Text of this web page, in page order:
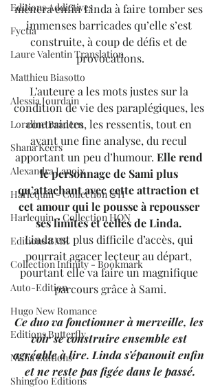
Editions Addictives
Fyctia
Laure Valentin Translation
Matthieu Biasotto
Alessia Jourdain
Loraline Bradern
Shana Keers
Alexandra Lanoix
Harlequin - Collection &H
Harlequin - Collection HQN
Editions BMR
Collection Infinity - Bookmark
Auto-Edition
Hugo New Romance
Editions Butterfly
Nisha Editions
Shingfoo Editions
mènera enfin Linda à faire tomber ses
immenses barricades qu’elle s’est
construite, à coup de défis et de
provocations.
L’auteure a les mots justes sur la
condition de vie des paraplégiques, les
contraintes, les ressentis, tout en
ayant une fine analyse, du recul
apportant un peu d’humour. Elle rend
le personnage de Sami plus
qu’attachant avec cette attraction et
cet amour qui le pousse à repousser
ses limites et celles de Linda.
Linda est plus difficile d’accès, qui
pourrait agacer lecteur au départ,
pourtant elle va faire un magnifique
parcours grâce à Sami.
Ce duo va fonctionner à merveille, les
voir se construire ensemble est
agréable à lire. Linda s’épanouit enfin
et ne reste pas figée dans le passé.